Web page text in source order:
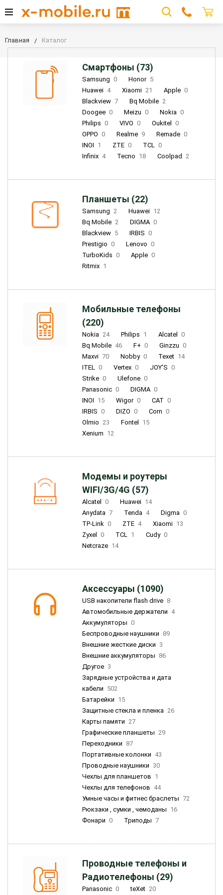
Главная Каталог
Смартфоны (73)
Samsung 0 Honor 5
Huawei 4 Xiaomi 21 Apple 0
Blackview 7 Bq Mobile 2
Doogee 0 Meizu 0 Nokia 0
Philips 0 VIVO 0 Oukitel
0
OPPO 0 Realme 9 Remade 0
INOI 1 ZTE 0 TCL 0
Infinix 4 Tecno 18 Coolpad 2
Планшеты (22)
Samsung 2 Huawei 12
Bq Mobile 2 DIGMA 0
Blackview 5 IRBIS 0
Prestigio 0 Lenovo 0
TurboKids 0 Apple 0
Ritmix 1
Мобильные телефоны
(220)
Nokia 24 Philips 1 Alcatel
0
Bq Mobile 46 F+ 0 Ginzzu 0
Maxvi 70 Nobby 0 Texet 14
ITEL 0 Vertex 0 JOY'S 0
Strike 0 Ulefone 0
Panasonic 0 DIGMA 0
INOI 15 Wigor 0 CAT 0
IRBIS 0 DIZO 0 Corn 0
Olmio 23 Fontel
15
Xenium 12
Модемы и роутеры
WIFI/3G/4G (57)
Alcatel 0 Huawei 14
Anydata 7 Tenda 4 Digma 0
TP-Link 0 ZTE 4 Xiaomi 13
Zyxel
0 TCL 1 Cudy 0
Netcraze 14
Аксессуары (1090)
USB накопители flash drive 8
Автомобильные держатели 4
Аккумуляторы 0
Беспроводные наушники 89
Внешние жесткие диски 3
Внешние аккумуляторы 86
Другое 3
Зарядные устройства и дата
кабели 502
Батарейки 15
Защитные стекла и пленка 26
Карты памяти 27
Графические планшеты 29
Переходники 87
Портативные колонки 43
Проводные наушники 30
Чехлы для планшетов 1
Чехлы для телефонов 44
Умные часы и фитнес браслеты 72
Рюкзаки , сумки , чемоданы 16
Фонари 0 Триподы 7
Проводные телефоны и
Радиотелефоны (29)
Panasonic 0 teXet 20